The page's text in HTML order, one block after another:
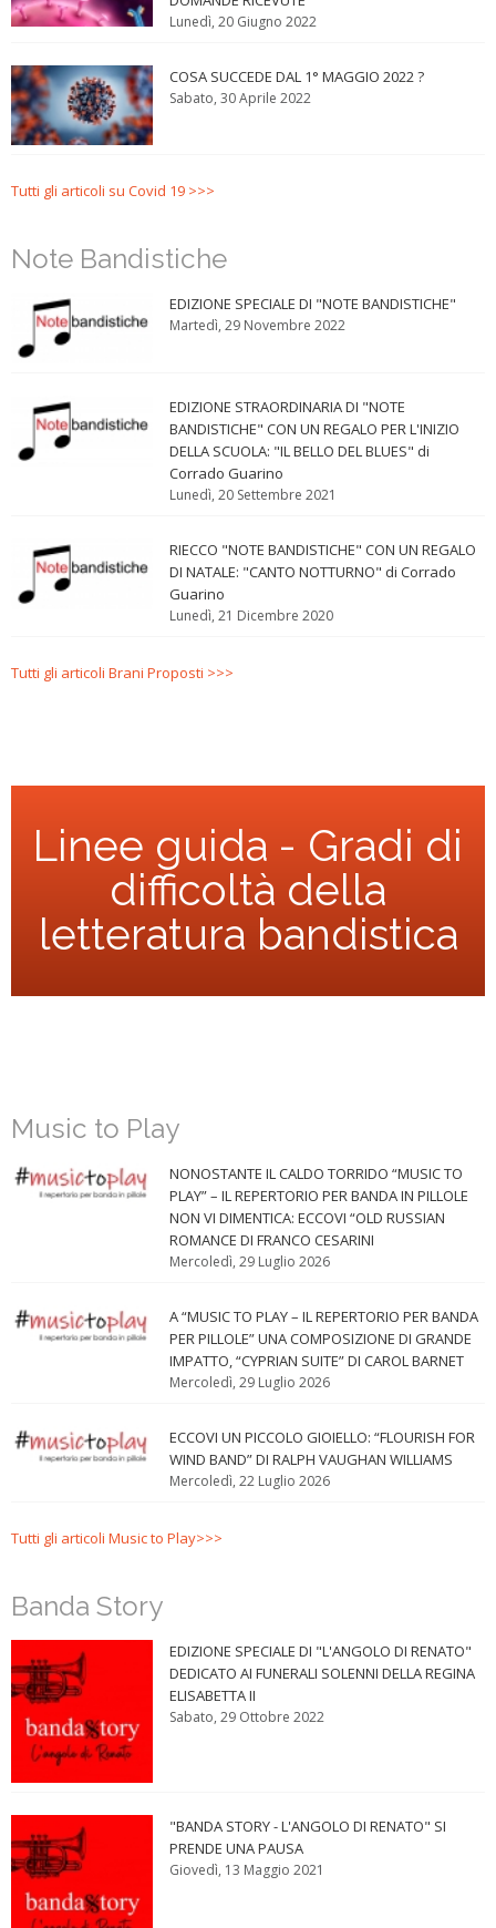
Lunedì, 20 Giugno 2022
COSA SUCCEDE DAL 1° MAGGIO 2022 ?
Sabato, 30 Aprile 2022
Tutti gli articoli su Covid 19 >>>
Note Bandistiche
EDIZIONE SPECIALE DI "NOTE BANDISTICHE"
Martedì, 29 Novembre 2022
EDIZIONE STRAORDINARIA DI "NOTE
BANDISTICHE" CON UN REGALO PER L'INIZIO
DELLA SCUOLA: "IL BELLO DEL BLUES" di
Corrado Guarino
Lunedì, 20 Settembre 2021
RIECCO "NOTE BANDISTICHE" CON UN REGALO
DI NATALE: "CANTO NOTTURNO" di Corrado
Guarino
Lunedì, 21 Dicembre 2020
Tutti gli articoli Brani Proposti >>>
Linee guida - Gradi di
difficoltà della
letteratura bandistica
Music to Play
NONOSTANTE IL CALDO TORRIDO “MUSIC TO
PLAY” – IL REPERTORIO PER BANDA IN PILLOLE
NON VI DIMENTICA: ECCOVI “OLD RUSSIAN
ROMANCE DI FRANCO CESARINI
Mercoledì, 29 Luglio 2026
A “MUSIC TO PLAY – IL REPERTORIO PER BANDA
PER PILLOLE” UNA COMPOSIZIONE DI GRANDE
IMPATTO, “CYPRIAN SUITE” DI CAROL BARNET
Mercoledì, 29 Luglio 2026
ECCOVI UN PICCOLO GIOIELLO: “FLOURISH FOR
WIND BAND” DI RALPH VAUGHAN WILLIAMS
Mercoledì, 22 Luglio 2026
Tutti gli articoli Music to Play>>>
Banda Story
EDIZIONE SPECIALE DI "L'ANGOLO DI RENATO"
DEDICATO AI FUNERALI SOLENNI DELLA REGINA
ELISABETTA II
Sabato, 29 Ottobre 2022
"BANDA STORY - L'ANGOLO DI RENATO" SI
PRENDE UNA PAUSA
Giovedì, 13 Maggio 2021